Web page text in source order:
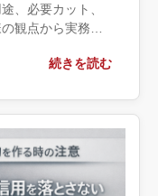
、必要カット、
観点から実務上
情報、依頼後に
続きを読む